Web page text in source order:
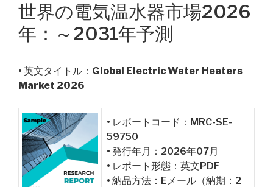
世界の電気温水器市場2026
年：～2031年予測
• 英文タイトル： Global Electric Water Heaters
Market 2026
• レポートコード：MRC-SE-
59750
• 発行年月：2026年07月
• レポート形態：英文PDF
• 納品方法：Eメール（納期：2